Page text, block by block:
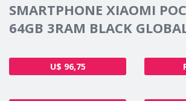
SMARTPHONE XIAOMI
64GB 3RAM BLACK
U$ 96,75